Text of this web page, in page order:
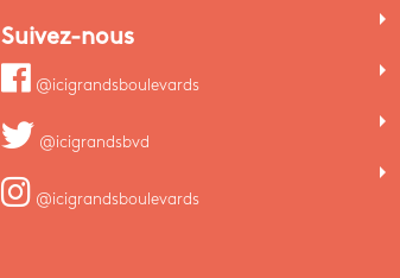
Suivez-nous
@icigrandsboulevards
@icigrandsbvd
@icigrandsboulevards
arrow_right
arrow_right
arrow_right
arrow_right